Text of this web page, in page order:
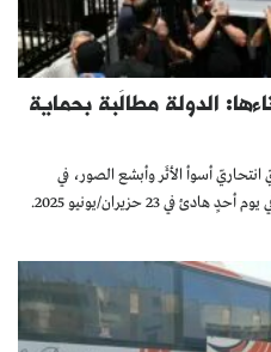
الدولة مطالَبة بحماية
أسوأ الأثَر وأبشع الصور، في
كنيسة مار إلياس التي كانت تعجّ بالمصلّين في يوم أحدٍ هادئ في 23 حزيران/يونيو 2025.